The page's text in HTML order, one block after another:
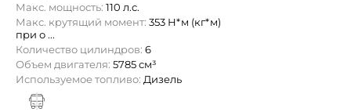
Макс. мощность: 110 л.с.
Макс. крутящий момент: 353 Н*м (кг*м)
при о ...
Количество цилиндров: 6
Объем двигателя: 5785 см³
Используемое топливо: Дизель